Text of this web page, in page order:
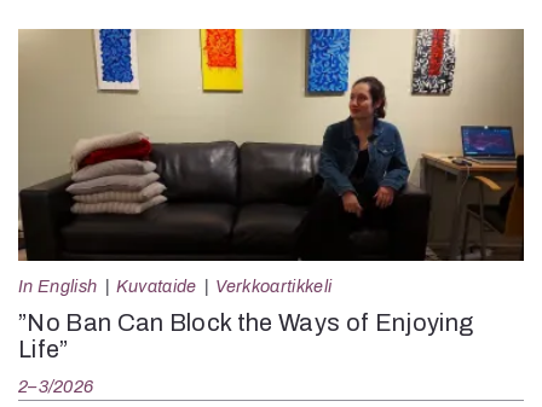
In English Kuvataide Verkkoartikkeli
”No Ban Can Block the Ways of Enjoying
Life”
2–3/2026